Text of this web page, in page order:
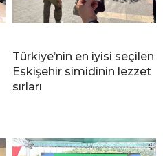
Türkiye’nin en iyisi seçilen
Eskişehir simidinin lezzet
sırları